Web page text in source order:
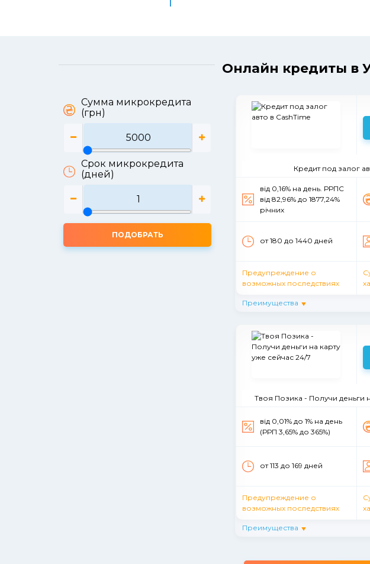
Онлайн кредиты в
Сумма микрокредита
(грн)
Срок микрокредита
(дней)
ПОДОБРАТЬ
Кредит под залог
від 0,16% на день. РРПС
від 82,96% до 1877,24%
річних
от 180 до 1440 дней
Предупреждение о
возможных последствиях
Преимущества
Твоя Позика - Получи деньги
від 0,01% до 1% на день
(РРП 3,65% до 365%)
от 113 до 169 дней
Предупреждение о
возможных последствиях
Преимущества